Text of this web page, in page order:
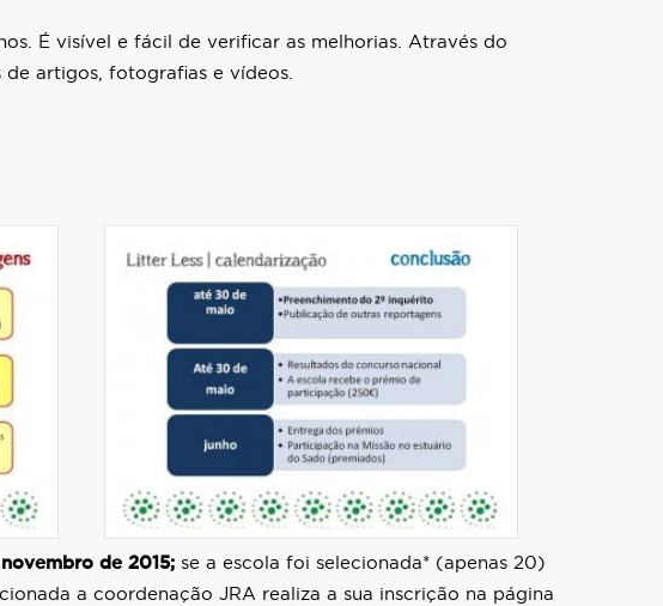
É visível e fácil de verificar as melhorias. Através do
artigos, fotografias e vídeos.
de 201 5; se a escola foi selecionada* (apenas 20)
a coordenação JRA realiza a sua inscrição na página